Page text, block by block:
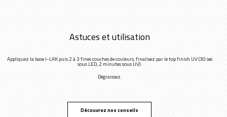
Astuces et utilisation
Appliquez la base I-LAK puis 2 à 3 fines couches de couleurs, finalisez par le top finish UV (30 sec
sous LED, 2 minutes sous UV).
Dégraissez.
Découvrez nos conseils